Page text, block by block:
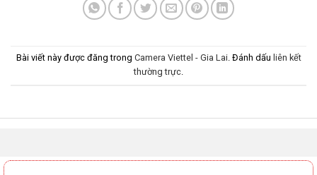
Bài viết này được đăng trong Camera Viettel - Gia Lai. Đánh dấu liên kết
thường trực.